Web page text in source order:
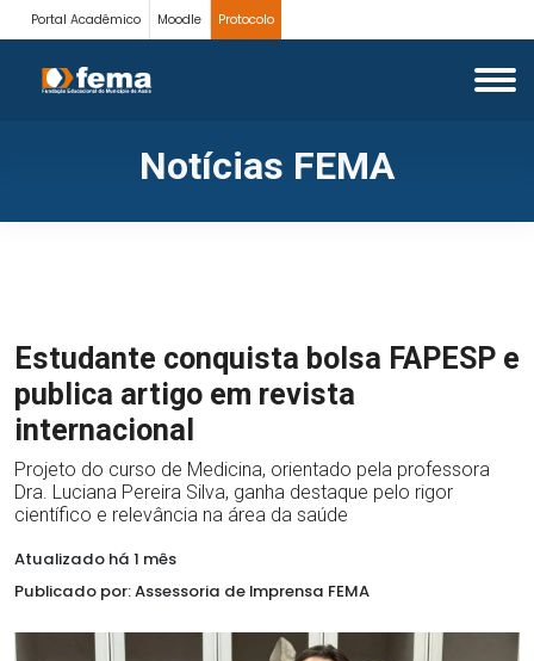
Portal Acadêmico Moodle Protocolo
Notícias FEMA
Estudante conquista bolsa FAPESP e
publica artigo em revista
internacional
Projeto do curso de Medicina, orientado pela professora
Dra. Luciana Pereira Silva, ganha destaque pelo rigor
científico e relevância na área da saúde
Atualizado há 1 mês
Publicado por: Assessoria de Imprensa FEMA